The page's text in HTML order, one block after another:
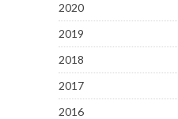
2020
2019
2018
2017
2016